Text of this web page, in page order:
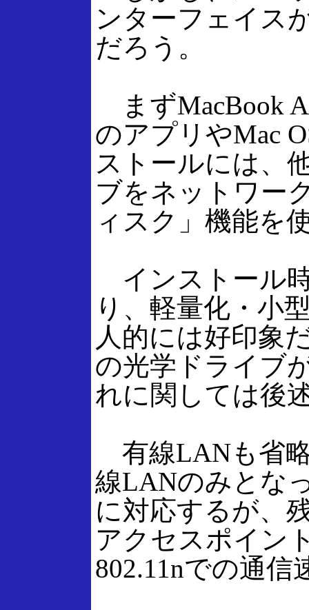
ンターフェイス
だろう。
まずMacBook
のアプリやMac
ストールには、
ブをネットワー
ィスク」機能を
インストール
り、軽量化・小
人的には好印象
の光学ドライブ
れに関しては後
有線LANも省
線LANのみとな
に対応するが、
アクセスポイン
802.11nでの通